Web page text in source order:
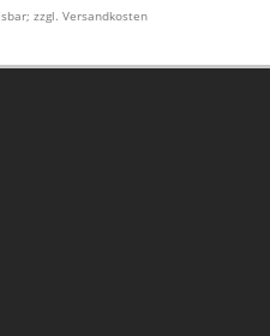
zzgl. Versandkosten